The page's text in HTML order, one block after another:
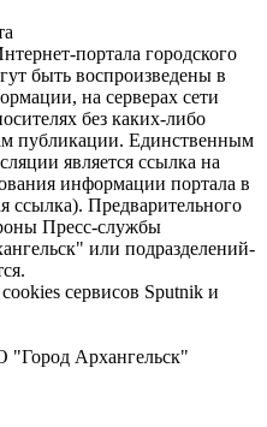
портала городского
быть воспроизведены в
на серверах сети
без каких-либо
публикации. Единственным
является ссылка на
информации портала в
ссылка). Предварительного
Пресс-службы
или подразделений-
сервисов Sputnik и
"Город Архангельск"